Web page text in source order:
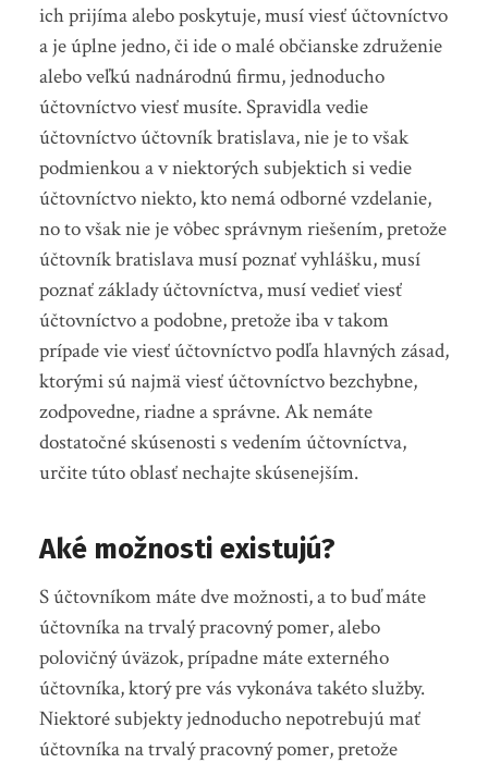
ich prijíma alebo poskytuje, musí viesť účtovníctvo
a je úplne jedno, či ide o malé občianske združenie
alebo veľkú nadnárodnú firmu, jednoducho
účtovníctvo viesť musíte. Spravidla vedie
účtovníctvo účtovník bratislava, nie je to však
podmienkou a v niektorých subjektich si vedie
účtovníctvo niekto, kto nemá odborné vzdelanie,
no to však nie je vôbec správnym riešením, pretože
účtovník bratislava musí poznať vyhlášku, musí
poznať základy účtovníctva, musí vedieť viesť
účtovníctvo a podobne, pretože iba v takom
prípade vie viesť účtovníctvo podľa hlavných zásad,
ktorými sú najmä viesť účtovníctvo bezchybne,
zodpovedne, riadne a správne. Ak nemáte
dostatočné skúsenosti s vedením účtovníctva,
určite túto oblasť nechajte skúsenejším.
Aké možnosti existujú?
S účtovníkom máte dve možnosti, a to buď máte
účtovníka na trvalý pracovný pomer, alebo
polovičný úväzok, prípadne máte externého
účtovníka, ktorý pre vás vykonáva takéto služby.
Niektoré subjekty jednoducho nepotrebujú mať
účtovníka na trvalý pracovný pomer, pretože